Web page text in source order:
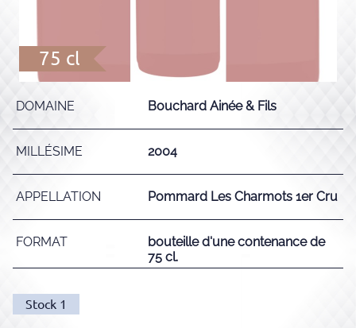
75 cl
DOMAINE Bouchard Ainée & Fils
MILLÉSIME 2004
APPELLATION Pommard Les Charmots 1er Cru
FORMAT
bouteille d'une contenance de
75 cl.
Stock 1